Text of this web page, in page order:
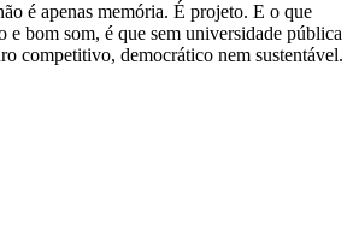
é apenas memória. É projeto. E o que
e bom som, é que sem universidade pública
competitivo, democrático nem sustentável.